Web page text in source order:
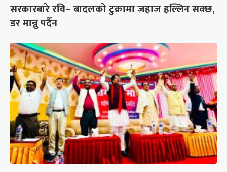
सरकारबारे रवि– बादलको टुक्रामा जहाज हल्लिन सक्छ,
डर मान्नु पर्दैन